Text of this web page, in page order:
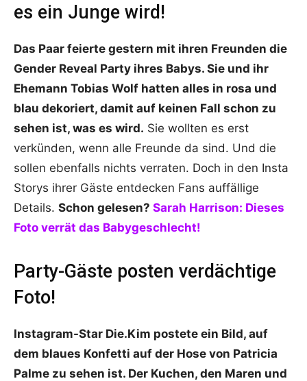
es ein Junge wird!
Das Paar feierte gestern mit ihren Freunden die
Gender Reveal Party ihres Babys. Sie und ihr
Ehemann Tobias Wolf hatten alles in rosa und
blau dekoriert, damit auf keinen Fall schon zu
sehen ist, was es wird. Sie wollten es erst
verkünden, wenn alle Freunde da sind. Und die
sollen ebenfalls nichts verraten. Doch in den Insta
Storys ihrer Gäste entdecken Fans auffällige
Details. Schon gelesen? Sarah Harrison: Dieses
Foto verrät das Babygeschlecht!
Party-Gäste posten verdächtige
Foto!
Instagram-Star Die.Kim postete ein Bild, auf
dem blaues Konfetti auf der Hose von Patricia
Palme zu sehen ist. Der Kuchen, den Maren und